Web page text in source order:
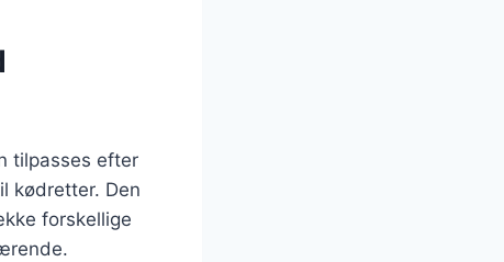
tilpasses efter
kødretter. Den
forskellige